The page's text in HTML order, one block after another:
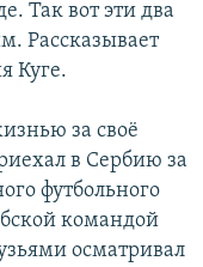
Так вот эти два
Рассказывает
Куге.
за своё
в Сербию за
футбольного
командой
осматривал